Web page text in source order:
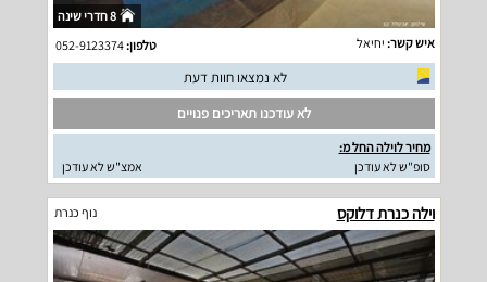
8 חדרי שינה
איש קשר: יחיאל טלפון:052-9123374
לא נמצאו חוות דעת
לא עודכנו תאריכים פנויים
מחיר לוילה החל מ:
סופ"ש לא עודכן
אמצ"ש לא עודכן
וילה כנרת דלוקס נוף כנרת